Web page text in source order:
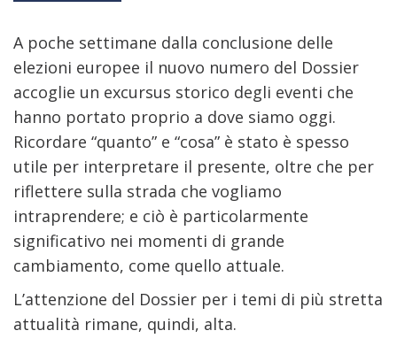
A poche settimane dalla conclusione delle
elezioni europee il nuovo numero del Dossier
accoglie un excursus storico degli eventi che
hanno portato proprio a dove siamo oggi.
Ricordare “quanto” e “cosa” è stato è spesso
utile per interpretare il presente, oltre che per
riflettere sulla strada che vogliamo
intraprendere; e ciò è particolarmente
significativo nei momenti di grande
cambiamento, come quello attuale.
L’attenzione del Dossier per i temi di più stretta
attualità rimane, quindi, alta.